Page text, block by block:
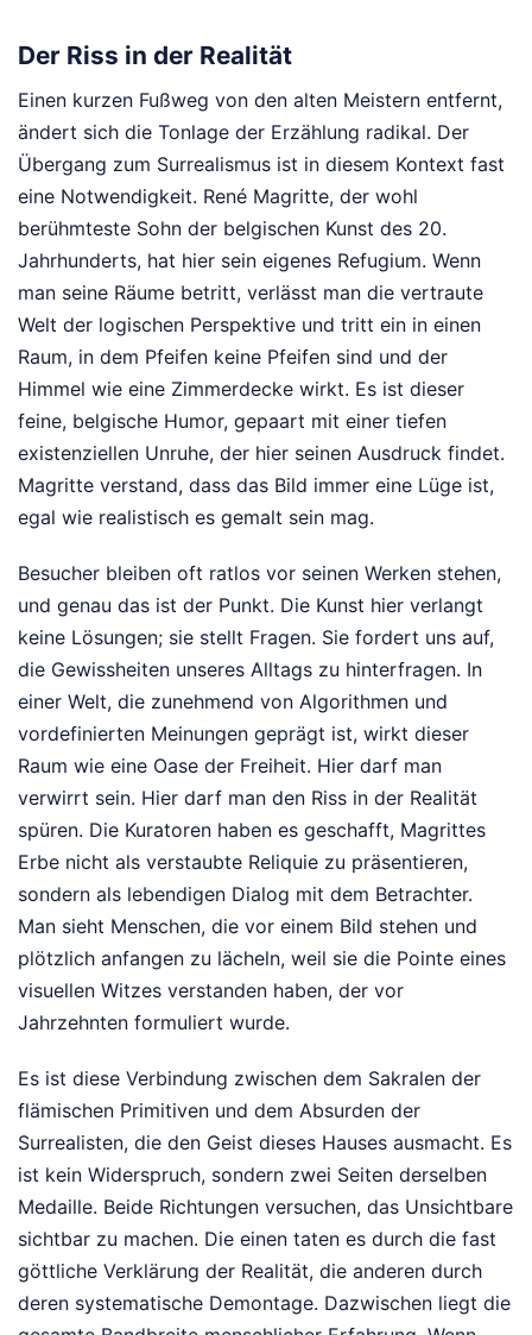
Der Riss in der Realität
Einen kurzen Fußweg von den alten Meistern entfernt,
ändert sich die Tonlage der Erzählung radikal. Der
Übergang zum Surrealismus ist in diesem Kontext fast
eine Notwendigkeit. René Magritte, der wohl
berühmteste Sohn der belgischen Kunst des 20.
Jahrhunderts, hat hier sein eigenes Refugium. Wenn
man seine Räume betritt, verlässt man die vertraute
Welt der logischen Perspektive und tritt ein in einen
Raum, in dem Pfeifen keine Pfeifen sind und der
Himmel wie eine Zimmerdecke wirkt. Es ist dieser
feine, belgische Humor, gepaart mit einer tiefen
existenziellen Unruhe, der hier seinen Ausdruck findet.
Magritte verstand, dass das Bild immer eine Lüge ist,
egal wie realistisch es gemalt sein mag.
Besucher bleiben oft ratlos vor seinen Werken stehen,
und genau das ist der Punkt. Die Kunst hier verlangt
keine Lösungen; sie stellt Fragen. Sie fordert uns auf,
die Gewissheiten unseres Alltags zu hinterfragen. In
einer Welt, die zunehmend von Algorithmen und
vordefinierten Meinungen geprägt ist, wirkt dieser
Raum wie eine Oase der Freiheit. Hier darf man
verwirrt sein. Hier darf man den Riss in der Realität
spüren. Die Kuratoren haben es geschafft, Magrittes
Erbe nicht als verstaubte Reliquie zu präsentieren,
sondern als lebendigen Dialog mit dem Betrachter.
Man sieht Menschen, die vor einem Bild stehen und
plötzlich anfangen zu lächeln, weil sie die Pointe eines
visuellen Witzes verstanden haben, der vor
Jahrzehnten formuliert wurde.
Es ist diese Verbindung zwischen dem Sakralen der
flämischen Primitiven und dem Absurden der
Surrealisten, die den Geist dieses Hauses ausmacht. Es
ist kein Widerspruch, sondern zwei Seiten derselben
Medaille. Beide Richtungen versuchen, das Unsichtbare
sichtbar zu machen. Die einen taten es durch die fast
göttliche Verklärung der Realität, die anderen durch
deren systematische Demontage. Dazwischen liegt die